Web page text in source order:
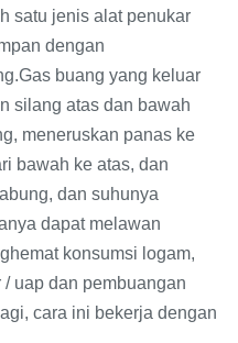
satu jenis alat penukar
dengan
buang yang keluar
silang atas dan bawah
meneruskan panas ke
bawah ke atas, dan
dan suhunya
dapat melawan
konsumsi logam,
uap dan pembuangan
cara ini bekerja dengan